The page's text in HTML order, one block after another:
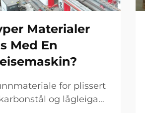
Materialer
Med En
for plissert
og lågleiga